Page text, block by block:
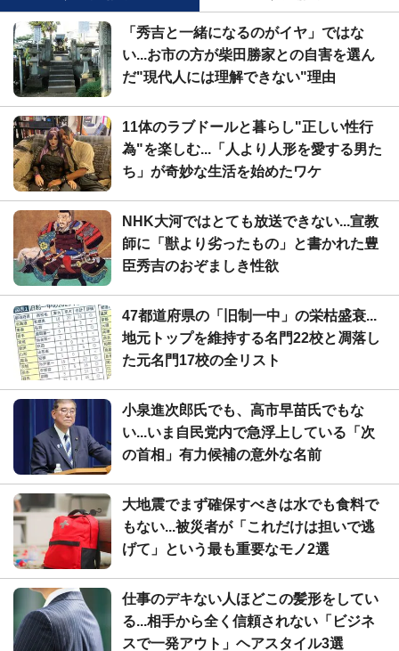
「秀吉と一緒になるのがイヤ」ではな
い...お市の方が柴田勝家との自害を選ん
だ"現代人には理解できない"理由
11体のラブドールと暮らし"正しい性行
為"を楽しむ...「人より人形を愛する男た
ち」が奇妙な生活を始めたワケ
NHK大河ではとても放送できない...宣教
師に「獣より劣ったもの」と書かれた豊
臣秀吉のおぞましき性欲
47都道府県の「旧制一中」の栄枯盛衰...
地元トップを維持する名門22校と凋落し
た元名門17校の全リスト
小泉進次郎氏でも、高市早苗氏でもな
い...いま自民党内で急浮上している「次
の首相」有力候補の意外な名前
大地震でまず確保すべきは水でも食料で
もない...被災者が「これだけは担いで逃
げて」という最も重要なモノ2選
仕事のデキない人ほどこの髪形をしてい
る...相手から全く信頼されない「ビジネ
スで一発アウト」ヘアスタイル3選